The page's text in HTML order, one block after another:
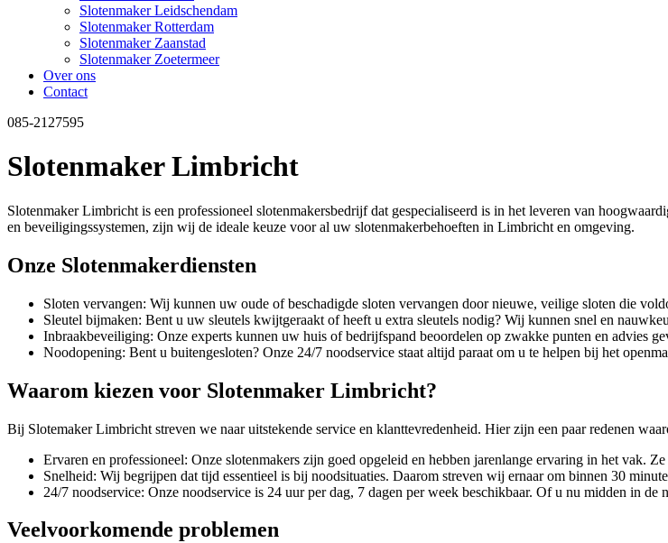
Slotenmaker Leidschendam
Slotenmaker Rotterdam
Slotenmaker Zaanstad
Slotenmaker Zoetermeer
Over ons
Contact
085-2127595
Slotenmaker Limbricht
Slotenmaker Limbricht is een professioneel slotenmakersbedrijf dat gespecialiseerd is in het leveren van
en beveiligingssystemen, zijn wij de ideale keuze voor al uw slotenmakerbehoeften in Limbricht en omgeving.
Onze Slotenmakerdiensten
Sloten vervangen: Wij kunnen uw oude of beschadigde sloten vervangen door nieuwe, veilige sloten die
Sleutel bijmaken: Bent u uw sleutels kwijtgeraakt of heeft u extra sleutels nodig? Wij kunnen snel en
Inbraakbeveiliging: Onze experts kunnen uw huis of bedrijfspand beoordelen op zwakke punten en advies
Noodopening: Bent u buitengesloten? Onze 24/7 noodservice staat altijd paraat om u te helpen bij het
Waarom kiezen voor Slotenmaker Limbricht?
Bij Slotemaker Limbricht streven we naar uitstekende service en klanttevredenheid. Hier zijn een paar redenen
Ervaren en professioneel: Onze slotenmakers zijn goed opgeleid en hebben jarenlange ervaring in het vak.
Snelheid: Wij begrijpen dat tijd essentieel is bij noodsituaties. Daarom streven wij ernaar om binnen 30
24/7 noodservice: Onze noodservice is 24 uur per dag, 7 dagen per week beschikbaar. Of u nu midden in
Veelvoorkomende problemen